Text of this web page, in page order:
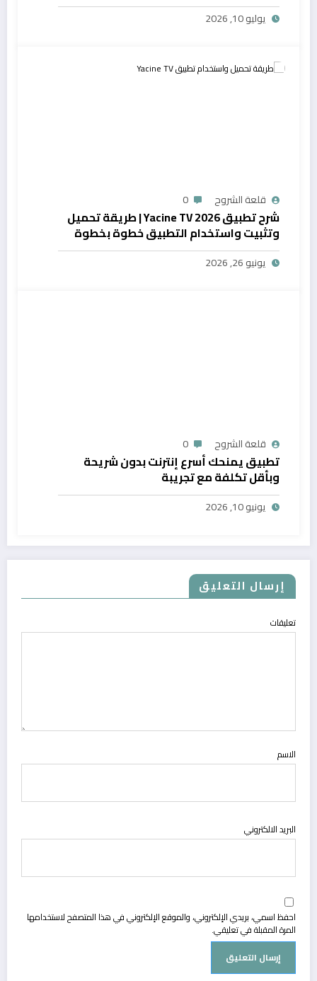
يوليو 10, 2026
قلعة الشروح 0
شرح تطبيق Yacine TV 2026 | طريقة تحميل
وتثبيت واستخدام التطبيق خطوة بخطوة
يونيو 26, 2026
قلعة الشروح 0
تطبيق يمنحك أسرع إنترنت بدون شريحة
وبأقل تكلفة مع تجريبة
يونيو 10, 2026
إرسال التعليق
تعليقات
الاسم
البريد الالكتروني
احفظ اسمي، بريدي الإلكتروني، والموقع الإلكتروني في هذا المتصفح لاستخدامها
المرة المقبلة في تعليقي.